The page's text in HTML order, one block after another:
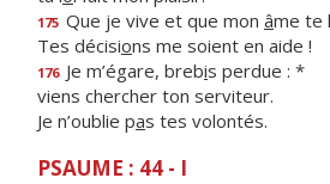
175 Que je vive et que mon âme te
Tes décisions me soient en aide !
176 Je m’égare, brebis perdue : *
viens chercher ton serviteur.
Je n’oublie pas tes volontés.
PSAUME : 44 - I